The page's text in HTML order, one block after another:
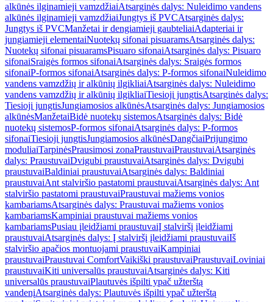
alkūnės ilginamieji vamzdžiaiAtsarginės dalys: Nuleidimo vandens
alkūnės ilginamieji vamzdžiaiJungtys iš PVCAtsarginės dalys:
Jungtys iš PVCManžetai ir dengiamieji gaubteliaiAdapteriai ir
jungiamieji elementaiNuotekų sifonai pisuaramsAtsarginės dalys:
Nuotekų sifonai pisuaramsPisuaro sifonaiAtsarginės dalys: Pisuaro
sifonaiSraigės formos sifonaiAtsarginės dalys: Sraigės formos
sifonaiP-formos sifonaiAtsarginės dalys: P-formos sifonaiNuleidimo
vandens vamzdžių ir alkūnių ilgikliaiAtsarginės dalys: Nuleidimo
vandens vamzdžių ir alkūnių ilgikliaiTiesioji jungtisAtsarginės dalys:
Tiesioji jungtisJungiamosios alkūnėsAtsarginės dalys: Jungiamosios
alkūnėsManžetaiBidė nuotekų sistemosAtsarginės dalys: Bidė
nuotekų sistemosP-formos sifonaiAtsarginės dalys: P-formos
sifonaiTiesioji jungtisJungiamosios alkūnėsDangčiaiPrijungimo
moduliaiTarpinėsPrausimosi zonaPraustuvaiPraustuvaiAtsarginės
dalys: PraustuvaiDvigubi praustuvaiAtsarginės dalys: Dvigubi
praustuvaiBaldiniai praustuvaiAtsarginės dalys: Baldiniai
praustuvaiAnt stalviršio pastatomi praustuvaiAtsarginės dalys: Ant
stalviršio pastatomi praustuvaiPraustuvai mažiems vonios
kambariamsAtsarginės dalys: Praustuvai mažiems vonios
kambariamsKampiniai praustuvai mažiems vonios
kambariamsPusiau įleidžiami praustuvaiĮ stalviršį įleidžiami
praustuvaiAtsarginės dalys: Į stalviršį įleidžiami praustuvaiIš
stalviršio apačios montuojami praustuvaiKampiniai
praustuvaiPraustuvai ComfortVaikiški praustuvaiPraustuvaiLoviniai
praustuvaiKiti universalūs praustuvaiAtsarginės dalys: Kiti
universalūs praustuvaiPlautuvės išpilti ypač užterštą
vandenįAtsarginės dalys: Plautuvės išpilti ypač užterštą